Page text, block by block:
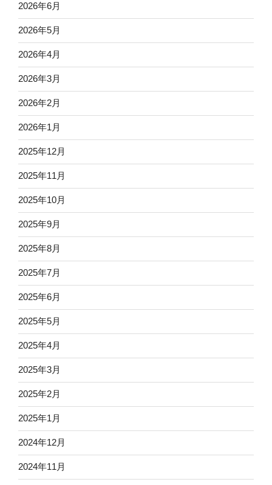
2026年6月
2026年5月
2026年4月
2026年3月
2026年2月
2026年1月
2025年12月
2025年11月
2025年10月
2025年9月
2025年8月
2025年7月
2025年6月
2025年5月
2025年4月
2025年3月
2025年2月
2025年1月
2024年12月
2024年11月